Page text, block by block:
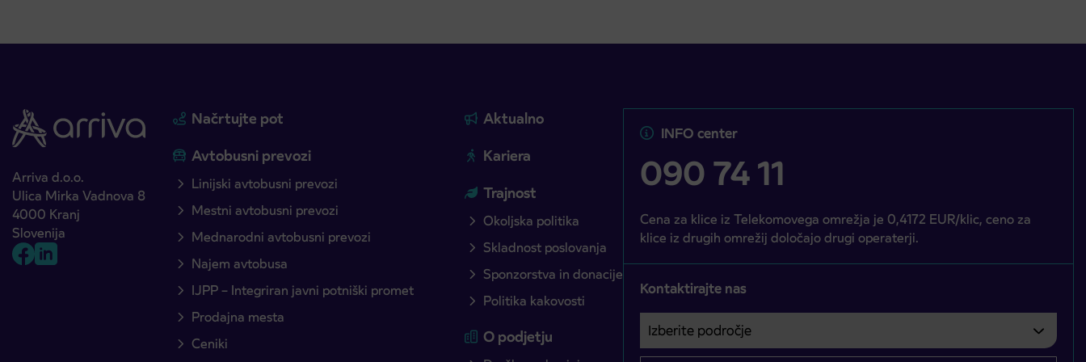
Arriva d.o.o.
Ulica Mirka Vadnova 8
4000 Kranj
Slovenija
Načrtujte pot
Avtobusni prevozi
Linijski avtobusni prevozi
Mestni avtobusni prevozi
Mednarodni avtobusni prevozi
Najem avtobusa
IJPP – Integriran javni potniški promet
Prodajna mesta
Ceniki
Aktualno
Kariera
Trajnost
Okoljska politika
Skladnost poslovanja
Sponzorstva in donacije
Politika kakovosti
O podjetju
INFO center
090 74 11
Cena za klice iz Telekomovega omrežja je 0,4172 EUR/klic, ceno za
klice iz drugih omrežij določajo drugi operaterji.
Kontaktirajte nas
Izberite področje
Področje je obvezno izbrati.